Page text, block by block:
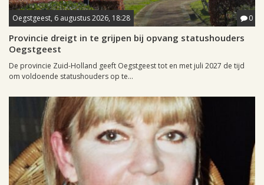
Oegstgeest, 6 augustus 2026, 18:28 0
Provincie dreigt in te grijpen bij opvang statushouders
Oegstgeest
De provincie Zuid-Holland geeft Oegstgeest tot en met juli 2027 de tijd
om voldoende statushouders op te...